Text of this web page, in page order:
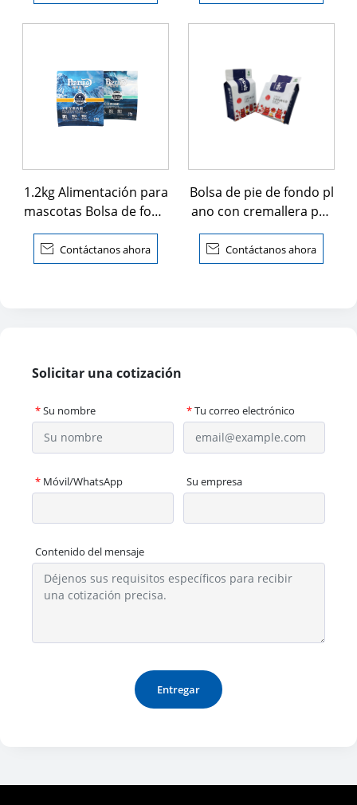
1.2kg Alimentación para
mascotas Bolsa de fond
o plano de aluminio
 Contáctanos ahora
Bolsa de pie de fondo pl
ano con cremallera par
a aperitivos
 Contáctanos ahora
Solicitar una cotización
*Su nombre *Tu correo electrónico
* Móvil/WhatsApp Su empresa
Contenido del mensaje
Entregar